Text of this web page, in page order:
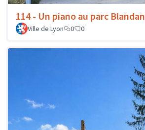
114 - Un piano au parc Blandan
Ville de Lyon
0 0